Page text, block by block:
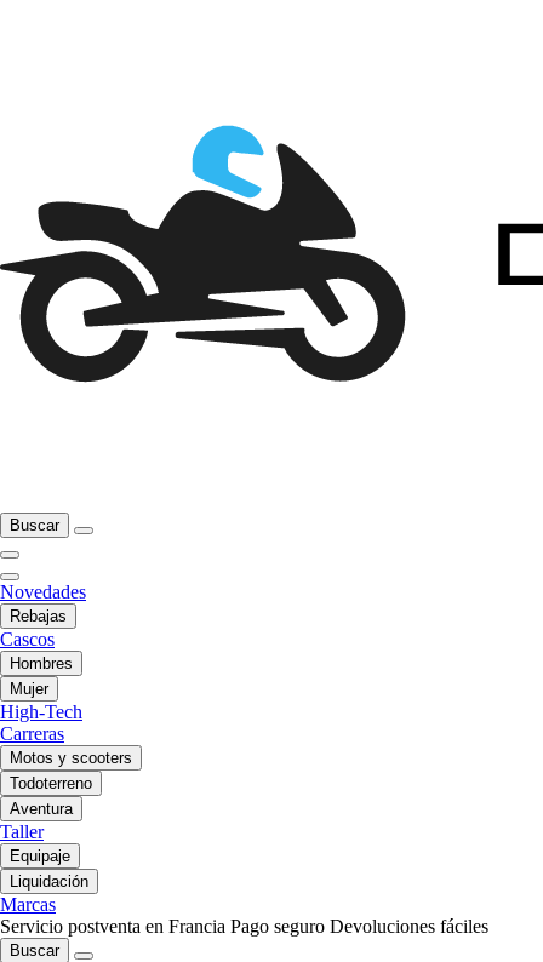
Buscar
Novedades
Rebajas
Cascos
Hombres
Mujer
High-Tech
Carreras
Motos y scooters
Todoterreno
Aventura
Taller
Equipaje
Liquidación
Marcas
Servicio postventa en Francia Pago seguro Devoluciones fáciles
Buscar